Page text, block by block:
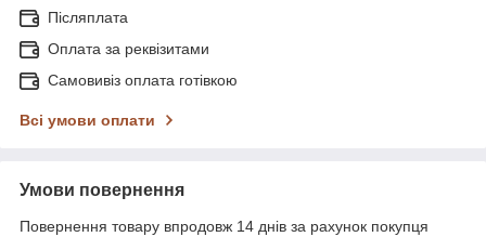
Післяплата
Оплата за реквізитами
Самовивіз оплата готівкою
Всі умови оплати
Умови повернення
Повернення товару впродовж 14 днів за рахунок покупця